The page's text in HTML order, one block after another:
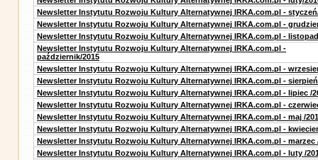
Newsletter Instytutu Rozwoju Kultury Alternatywnej IRKA.com.pl -
Newsletter Instytutu Rozwoju Kultury Alternatywnej IRKA.com.pl -
Newsletter Instytutu Rozwoju Kultury Alternatywnej IRKA.com.pl -
Newsletter Instytutu Rozwoju Kultury Alternatywnej IRKA.com.pl -
październik/2015
Newsletter Instytutu Rozwoju Kultury Alternatywnej IRKA.com.pl -
Newsletter Instytutu Rozwoju Kultury Alternatywnej IRKA.com.pl -
Newsletter Instytutu Rozwoju Kultury Alternatywnej IRKA.com.pl - lipiec /
Newsletter Instytutu Rozwoju Kultury Alternatywnej IRKA.com.pl -
Newsletter Instytutu Rozwoju Kultury Alternatywnej IRKA.com.pl - maj /
Newsletter Instytutu Rozwoju Kultury Alternatywnej IRKA.com.pl -
Newsletter Instytutu Rozwoju Kultury Alternatywnej IRKA.com.pl - marzec
Newsletter Instytutu Rozwoju Kultury Alternatywnej IRKA.com.pl - luty /